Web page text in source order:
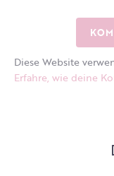
Diese Website
Erfahre, wie deine